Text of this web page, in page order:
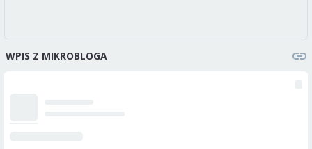
WPIS Z MIKROBLOGA